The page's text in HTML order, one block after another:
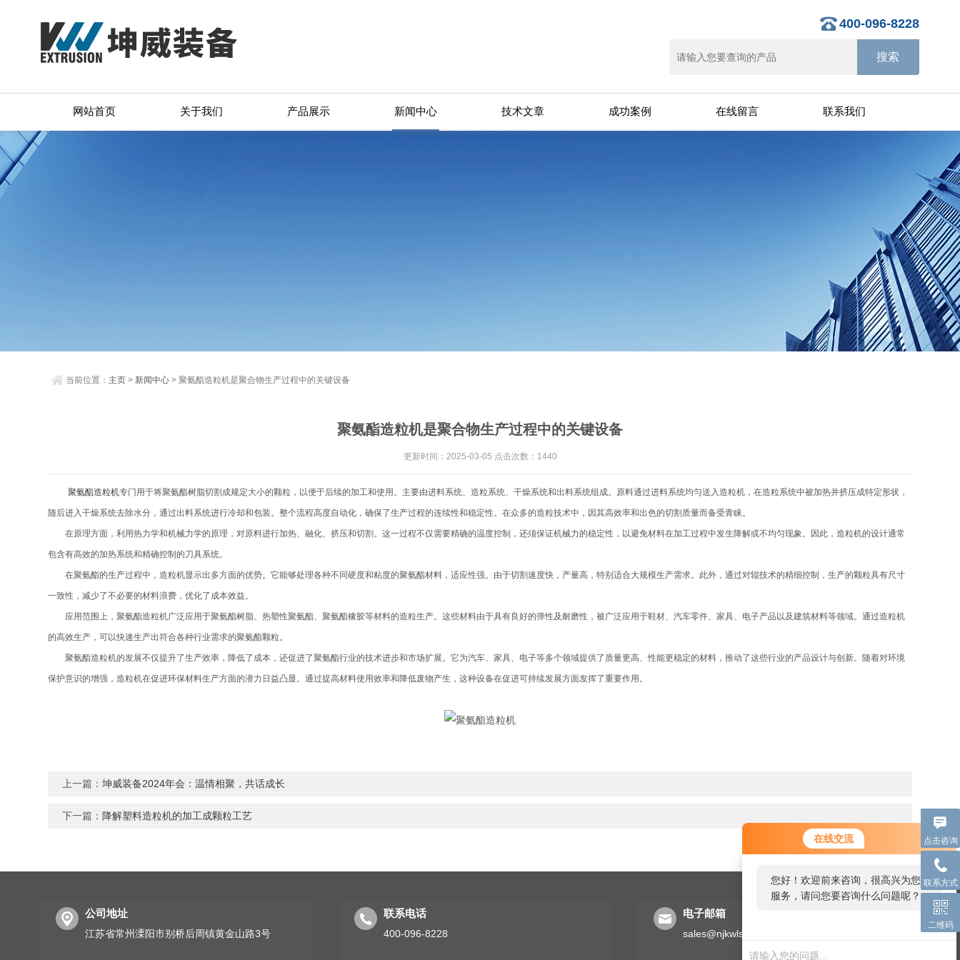
在线交流
您好！欢迎前来咨询，很高兴为您
服务，请问您要咨询什么问题呢？
400-096-8228
网站首页 关于我们 产品展示 新闻中心 技术文章 成功案例 在线留言 联系我们
当前位置： 主页 > 新闻中心 > 聚氨酯造粒机是聚合物生产过程中的关键设备
聚氨酯造粒机是聚合物生产过程中的关键设备
更新时间：2025-03-05 点击次数：1440
聚氨酯造粒机专门用于将聚氨酯树脂切割成规定大小的颗粒，以便于后续的加工和使用。主要由进料系统、造粒系统、干燥系统和出料系统组成。原料通过进料系统均匀送入造粒机，在造粒系统中被加热并挤压成特定形状，
随后进入干燥系统去除水分，通过出料系统进行冷却和包装。整个流程高度自动化，确保了生产过程的连续性和稳定性。在众多的造粒技术中，因其高效率和出色的切割质量而备受青睐。
在原理方面，利用热力学和机械力学的原理，对原料进行加热、融化、挤压和切割。这一过程不仅需要精确的温度控制，还须保证机械力的稳定性，以避免材料在加工过程中发生降解或不均匀现象。因此，造粒机的设计通常
包含有高效的加热系统和精确控制的刀具系统。
在聚氨酯的生产过程中，造粒机显示出多方面的优势。它能够处理各种不同硬度和粘度的聚氨酯材料，适应性强。由于切割速度快，产量高，特别适合大规模生产需求。此外，通过对辊技术的精细控制，生产的颗粒具有尺寸
一致性，减少了不必要的材料浪费，优化了成本效益。
应用范围上，聚氨酯造粒机广泛应用于聚氨酯树脂、热塑性聚氨酯、聚氨酯橡胶等材料的造粒生产。这些材料由于具有良好的弹性及耐磨性，被广泛应用于鞋材、汽车零件、家具、电子产品以及建筑材料等领域。通过造粒机
的高效生产，可以快速生产出符合各种行业需求的聚氨酯颗粒。
聚氨酯造粒机的发展不仅提升了生产效率，降低了成本，还促进了聚氨酯行业的技术进步和市场扩展。它为汽车、家具、电子等多个领域提供了质量更高、性能更稳定的材料，推动了这些行业的产品设计与创新。随着对环境
保护意识的增强，造粒机在促进环保材料生产方面的潜力日益凸显。通过提高材料使用效率和降低废物产生，这种设备在促进可持续发展方面发挥了重要作用。
上一篇：坤威装备2024年会：温情相聚，共话成长
下一篇： 降解塑料造粒机的加工成颗粒工艺
公司地址
江苏省常州溧阳市别桥后周镇黄金山路3号
联系电话
400-096-8228
电子邮箱
sales@njkwls.com
点击咨询
联系方式
二维码